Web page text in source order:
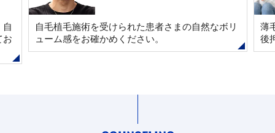
自
お
自毛植毛施術を受けられた患者さまの自然なボリ
ューム感をお確かめください。
薄
後